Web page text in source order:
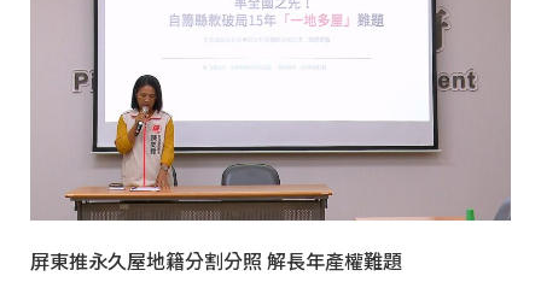
屏東推永久屋地籍分割分照 解長年產權難題